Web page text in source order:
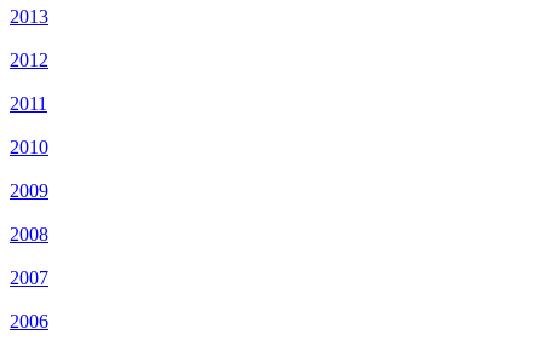
2013
2012
2011
2010
2009
2008
2007
2006